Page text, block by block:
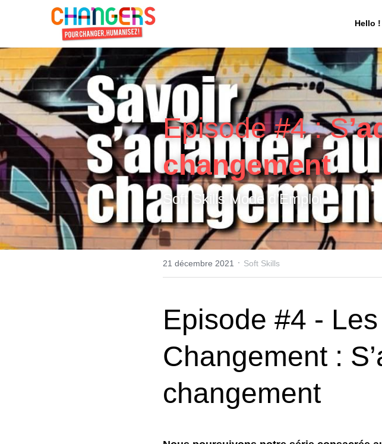
Hello !
Episode #4 : S
changement
Soft Skills Mode d’Emploi
21 décembre 2021 · Soft Skills
Episode #4 -
Changement :
changement